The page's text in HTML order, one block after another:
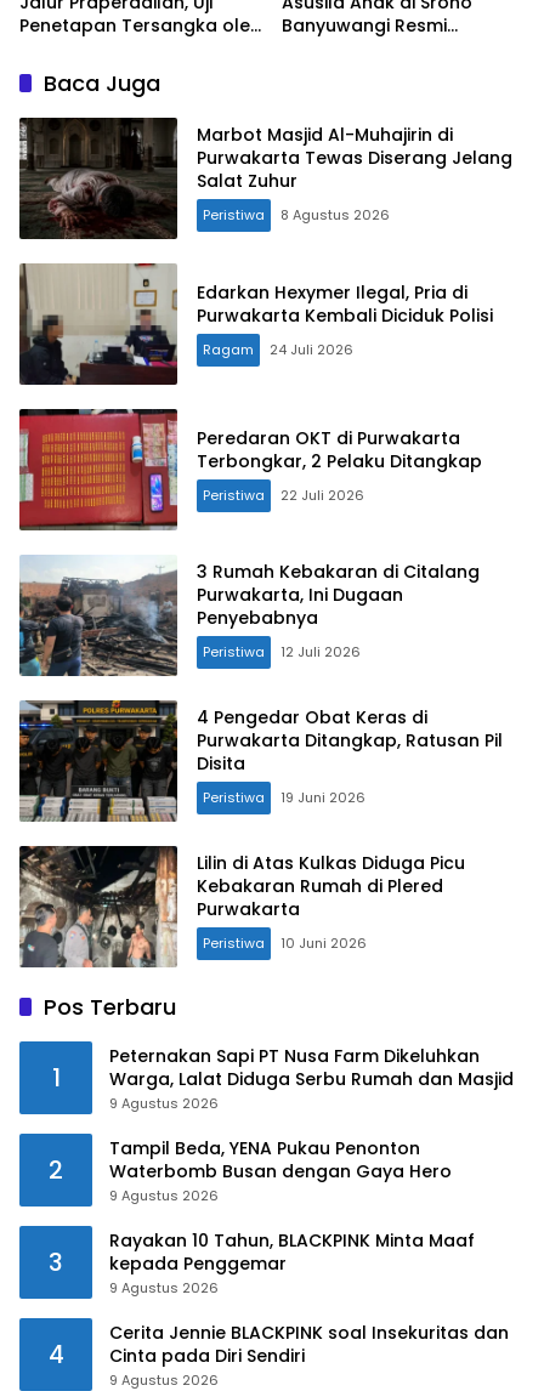
Penetapan Tersangka oleh
Banyuwangi Resmi
Baca Juga
Marbot Masjid Al-Muhajirin di
Purwakarta Tewas Diserang Jelang
Salat Zuhur
Peristiwa 8 Agustus 2026
Edarkan Hexymer Ilegal, Pria di
Purwakarta Kembali Diciduk Polisi
Ragam 24 Juli 2026
Peredaran OKT di Purwakarta
Terbongkar, 2 Pelaku Ditangkap
Peristiwa 22 Juli 2026
3 Rumah Kebakaran di Citalang
Purwakarta, Ini Dugaan
Penyebabnya
Peristiwa 12 Juli 2026
4 Pengedar Obat Keras di
Purwakarta Ditangkap, Ratusan Pil
Disita
Peristiwa 19 Juni 2026
Lilin di Atas Kulkas Diduga Picu
Kebakaran Rumah di Plered
Purwakarta
Peristiwa 10 Juni 2026
Pos Terbaru
1
Peternakan Sapi PT Nusa Farm Dikeluhkan
Warga, Lalat Diduga Serbu Rumah dan Masjid
9 Agustus 2026
2
Tampil Beda, YENA Pukau Penonton
Waterbomb Busan dengan Gaya Hero
9 Agustus 2026
3
Rayakan 10 Tahun, BLACKPINK Minta Maaf
kepada Penggemar
9 Agustus 2026
4
Cerita Jennie BLACKPINK soal Insekuritas dan
Cinta pada Diri Sendiri
9 Agustus 2026